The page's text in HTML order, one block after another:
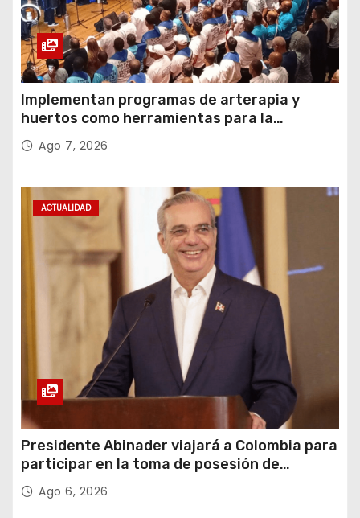
Implementan programas de arterapia y
huertos como herramientas para la
recuperación y la inclusión social
Ago 7, 2026
ACTUALIDAD
Presidente Abinader viajará a Colombia para
participar en la toma de posesión de
Abelardo de la Espriella
Ago 6, 2026